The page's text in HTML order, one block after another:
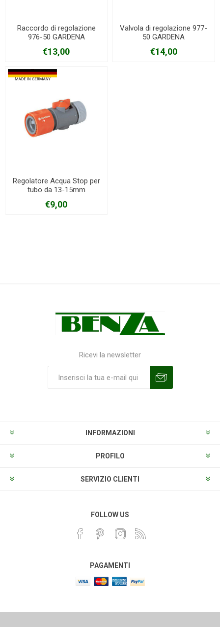
Raccordo di regolazione
976-50 GARDENA
€13,00
Valvola di regolazione 977-
50 GARDENA
€14,00
Regolatore Acqua Stop per
tubo da 13-15mm
€9,00
Ricevi la newsletter
INFORMAZIONI
PROFILO
SERVIZIO CLIENTI
FOLLOW US
PAGAMENTI